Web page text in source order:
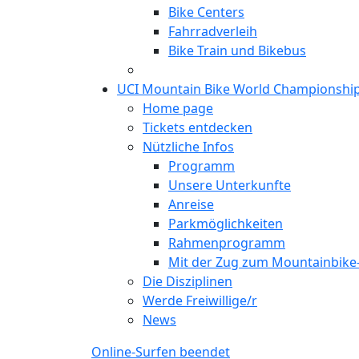
Bike Centers
Fahrradverleih
Bike Train und Bikebus
UCI Mountain Bike World
Home page
Tickets entdecken
Nützliche Infos
Programm
Unsere Unterkunfte
Anreise
Parkmöglichkeiten
Rahmenprogramm
Mit der Zug zum
Die Disziplinen
Werde Freiwillige/r
News
Online-Surfen beendet